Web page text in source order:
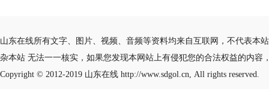
山东在线所有文字、图片、视频、音频等资料均来自互联网，不代表本
杂本站 无法一一核实，如果您发现本网站上有侵犯您的合法权益的内容
Copyright © 2012-2019 山东在线 http://www.sdgol.cn, All rights reserved.